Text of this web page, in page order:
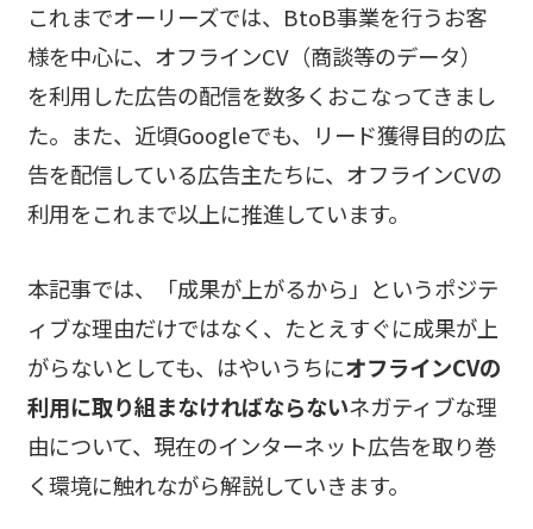
これまでオーリーズでは、BtoB事業を行うお客
様を中心に、オフラインCV（商談等のデータ）
を利用した広告の配信を数多くおこなってきまし
た。また、近頃Googleでも、リード獲得目的の広
告を配信している広告主たちに、オフラインCVの
利用をこれまで以上に推進しています。
本記事では、「成果が上がるから」というポジテ
ィブな理由だけではなく、たとえすぐに成果が上
がらないとしても、はやいうちにオフラインCVの
利用に取り組まなければならないネガティブな理
由について、現在のインターネット広告を取り巻
く環境に触れながら解説していきます。